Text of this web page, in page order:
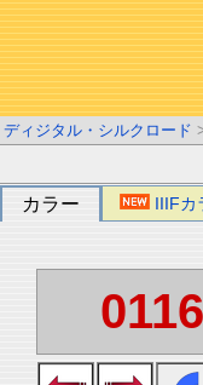
ディジタル・シルクロード
カラー IIIFカ
0116